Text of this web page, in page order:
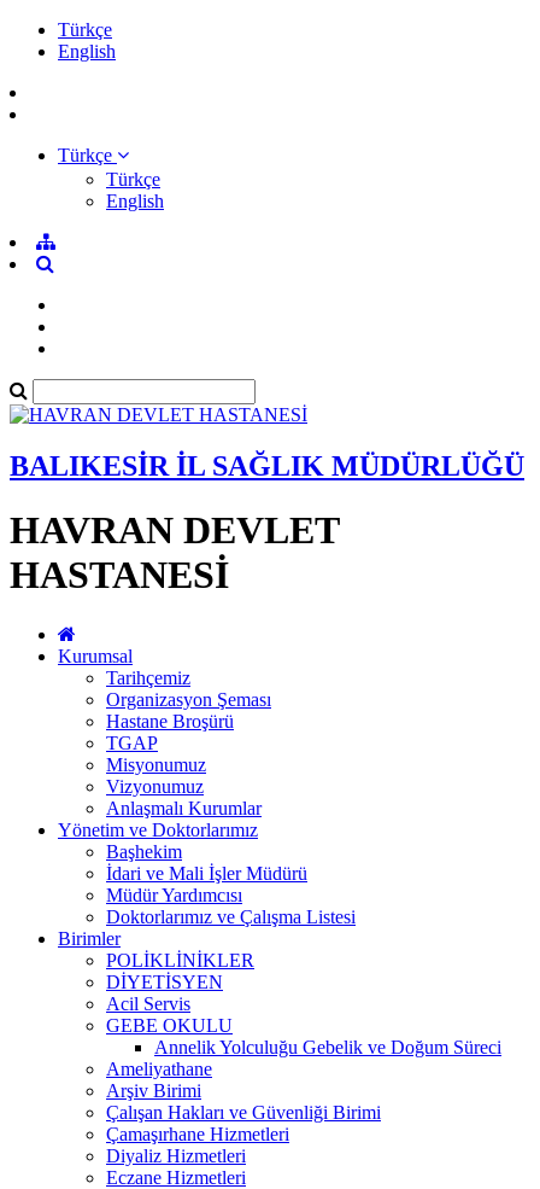
Türkçe
English
Türkçe
Türkçe
English
BALIKESİR İL SAĞLIK MÜDÜRLÜĞÜ
HAVRAN DEVLET
HASTANESİ
Kurumsal
Tarihçemiz
Organizasyon Şeması
Hastane Broşürü
TGAP
Misyonumuz
Vizyonumuz
Anlaşmalı Kurumlar
Yönetim ve Doktorlarımız
Başhekim
İdari ve Mali İşler Müdürü
Müdür Yardımcısı
Doktorlarımız ve Çalışma Listesi
Birimler
POLİKLİNİKLER
DİYETİSYEN
Acil Servis
GEBE OKULU
Annelik Yolculuğu Gebelik ve Doğum Süreci
Ameliyathane
Arşiv Birimi
Çalışan Hakları ve Güvenliği Birimi
Çamaşırhane Hizmetleri
Diyaliz Hizmetleri
Eczane Hizmetleri